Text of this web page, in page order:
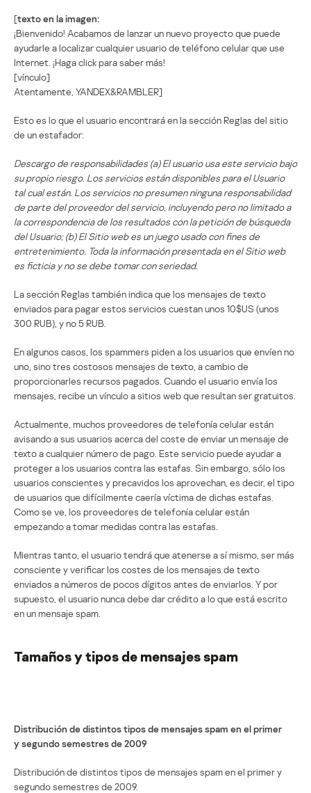
[texto en la imagen:
¡Bienvenido! Acabamos de lanzar un nuevo proyecto que puede
ayudarle a localizar cualquier usuario de teléfono celular que use
Internet. ¡Haga click para saber más!
[vínculo]
Atentamente, YANDEX&RAMBLER]
Esto es lo que el usuario encontrará en la sección Reglas del sitio
de un estafador:
Descargo de responsabilidades (a) El usuario usa este servicio bajo
su propio riesgo. Los servicios están disponibles para el Usuario
tal cual están. Los servicios no presumen ninguna responsabilidad
de parte del proveedor del servicio, incluyendo pero no limitado a
la correspondencia de los resultados con la petición de búsqueda
del Usuario; (b) El Sitio web es un juego usado con fines de
entretenimiento. Toda la información presentada en el Sitio web
es ficticia y no se debe tomar con seriedad.
La sección Reglas también indica que los mensajes de texto
enviados para pagar estos servicios cuestan unos 10$US (unos
300 RUB), y no 5 RUB.
En algunos casos, los spammers piden a los usuarios que envíen no
uno, sino tres costosos mensajes de texto, a cambio de
proporcionarles recursos pagados. Cuando el usuario envía los
mensajes, recibe un vínculo a sitios web que resultan ser gratuitos.
Actualmente, muchos proveedores de telefonía celular están
avisando a sus usuarios acerca del coste de enviar un mensaje de
texto a cualquier número de pago. Este servicio puede ayudar a
proteger a los usuarios contra las estafas. Sin embargo, sólo los
usuarios conscientes y precavidos los aprovechan, es decir, el tipo
de usuarios que difícilmente caería víctima de dichas estafas.
Como se ve, los proveedores de telefonía celular están
empezando a tomar medidas contra las estafas.
Mientras tanto, el usuario tendrá que atenerse a sí mismo, ser más
consciente y verificar los costes de los mensajes de texto
enviados a números de pocos dígitos antes de enviarlos. Y por
supuesto, el usuario nunca debe dar crédito a lo que está escrito
en un mensaje spam.
Tamaños y tipos de mensajes spam
Distribución de distintos tipos de mensajes spam en el primer
y segundo semestres de 2009
Distribución de distintos tipos de mensajes spam en el primer y
segundo semestres de 2009.